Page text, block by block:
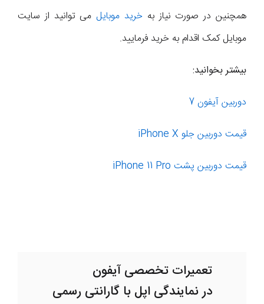
همچنین در صورت نیاز به خرید موبایلمی توانید از سایت
موبایل کمک اقدام به خرید فرمایید.
بیشتر بخوانید:
دوربین آیفون 7
قیمت دوربین جلو iPhone X
قیمت دوربین پشت iPhone 11 Pro
تعمیرات تخصصی آیفون
در نمایندگی اپل با گارانتی رسمی